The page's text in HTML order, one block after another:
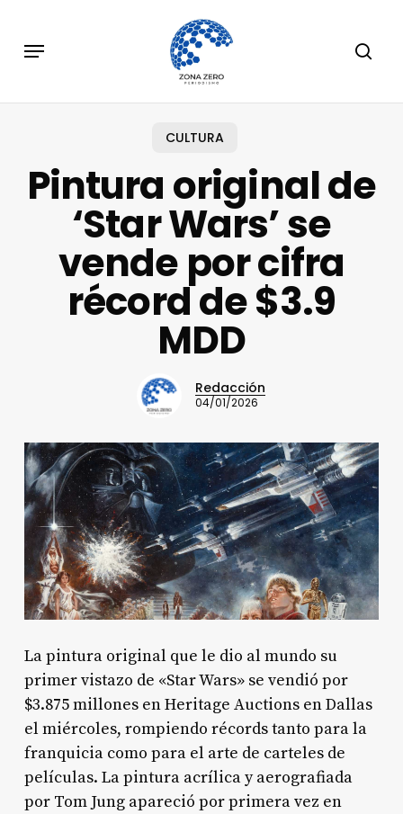
main
Menu
CULTURA
Pintura original de
‘Star Wars’ se
vende por cifra
récord de $3.9
MDD
Redacción
04/01/2026
La pintura original que le dio al mundo su
primer vistazo de «Star Wars» se vendió por
$3.875 millones en Heritage Auctions en Dallas
el miércoles, rompiendo récords tanto para la
franquicia como para el arte de carteles de
películas. La pintura acrílica y aerografiada
por Tom Jung apareció por primera vez en